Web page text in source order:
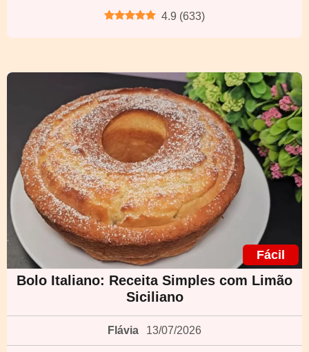
4.9 (633)
Fácil
Bolo Italiano: Receita Simples com Limão
Siciliano
Flávia 13/07/2026